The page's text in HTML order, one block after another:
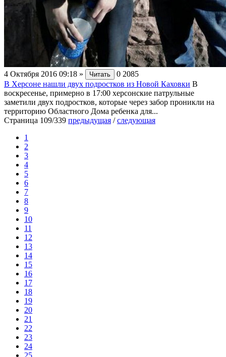
4 Октября 2016 09:18 » Читать 0 2085
В Херсоне нашли двух подростков из Новой Каховки В
воскресенье, примерно в 17:00 херсонские патрульные
заметили двух подростков, которые через забор проникли на
территорию Областного Дома ребенка для...
Страница 109/339 предыдущая /следующая
1
2
3
4
5
6
7
8
9
10
11
12
13
14
15
16
17
18
19
20
21
22
23
24
25